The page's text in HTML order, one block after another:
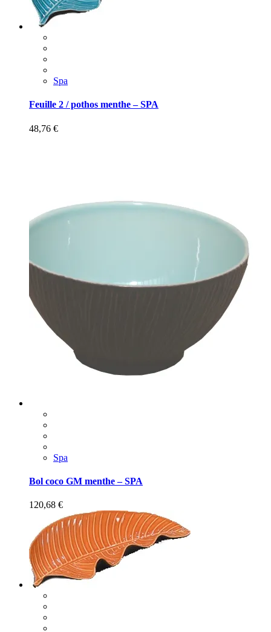
Spa
Feuille 2 / pothos menthe – SPA
48,76 €
Spa
Bol coco GM menthe – SPA
120,68 €